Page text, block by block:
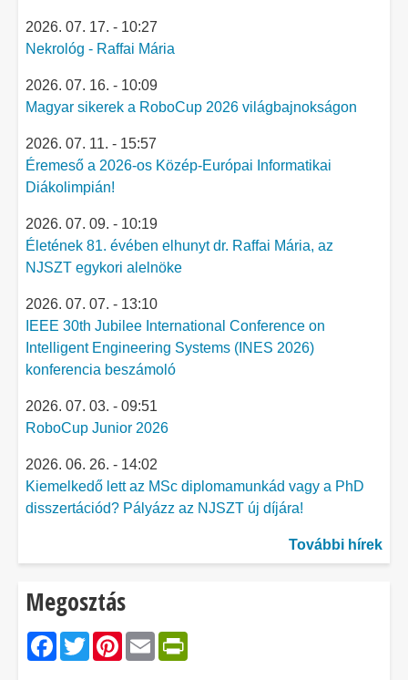
2026. 07. 17. - 10:27
Nekrológ - Raffai Mária
2026. 07. 16. - 10:09
Magyar sikerek a RoboCup 2026 világbajnokságon
2026. 07. 11. - 15:57
Éremeső a 2026-os Közép-Európai Informatikai
Diákolimpián!
2026. 07. 09. - 10:19
Életének 81. évében elhunyt dr. Raffai Mária, az
NJSZT egykori alelnöke
2026. 07. 07. - 13:10
IEEE 30th Jubilee International Conference on
Intelligent Engineering Systems (INES 2026)
konferencia beszámoló
2026. 07. 03. - 09:51
RoboCup Junior 2026
2026. 06. 26. - 14:02
Kiemelkedő lett az MSc diplomamunkád vagy a PhD
disszertációd? Pályázz az NJSZT új díjára!
További hírek
Megosztás
Facebook
Twitter
Pinterest
Email